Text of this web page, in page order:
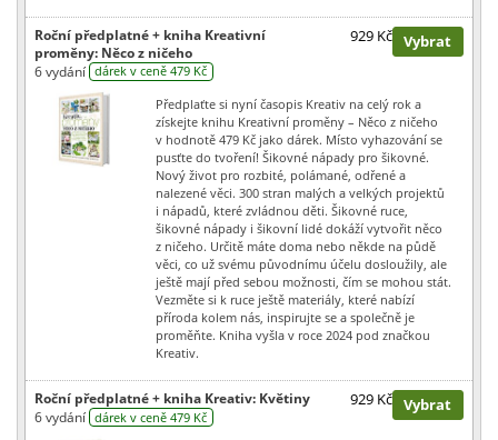
Roční předplatné + kniha Kreativní
proměny: Něco z ničeho
6 vydání dárek v ceně 479 Kč
929 Kč Vybrat
Předplaťte si nyní časopis Kreativ na celý rok a
získejte knihu Kreativní proměny – Něco z ničeho
v hodnotě 479 Kč jako dárek. Místo vyhazování se
pusťte do tvoření! Šikovné nápady pro šikovné.
Nový život pro rozbité, polámané, odřené a
nalezené věci. 300 stran malých a velkých projektů
i nápadů, které zvládnou děti. Šikovné ruce,
šikovné nápady i šikovní lidé dokáží vytvořit něco
z ničeho. Určitě máte doma nebo někde na půdě
věci, co už svému původnímu účelu dosloužily, ale
ještě mají před sebou možnosti, čím se mohou stát.
Vezměte si k ruce ještě materiály, které nabízí
příroda kolem nás, inspirujte se a společně je
proměňte. Kniha vyšla v roce 2024 pod značkou
Kreativ.
Roční předplatné + kniha Kreativ: Květiny
6 vydání dárek v ceně 479 Kč
929 Kč Vybrat